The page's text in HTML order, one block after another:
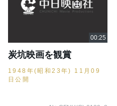
炭坑映画を観賞
1948年(昭和23年) 11月09
日公開